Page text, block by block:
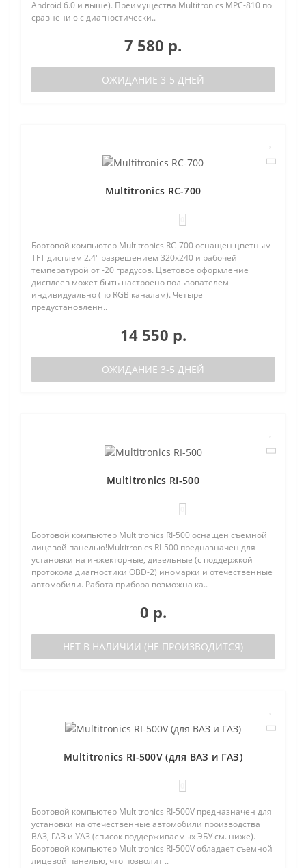
Android 6.0 и выше). Преимущества Multitronics MPC-810 по
сравнению с диагностически..
7 580 р.
ОЖИДАНИЕ 3-5 ДНЕЙ
Multitronics RC-700
Бортовой компьютер Multitronics RC-700 оснащен цветным
TFT дисплем 2.4" разрешением 320х240 и рабочей
температурой от -20 градусов. Цветовое оформление
дисплеев может быть настроено пользователем
индивидуально (по RGB каналам). Четыре
предустановленн..
14 550 р.
ОЖИДАНИЕ 3-5 ДНЕЙ
Multitronics RI-500
Бортовой компьютер Multitronics RI-500 оснащен съемной
лицевой панелью!Multitronics RI-500 предназначен для
установки на инжекторные, дизельные (с поддержкой
протокола диагностики OBD-2) иномарки и отечественные
автомобили. Работа прибора возможна ка..
0 р.
НЕТ В НАЛИЧИИ (НЕ ПРОИЗВОДИТСЯ)
Multitronics RI-500V (для ВАЗ и ГАЗ)
Бортовой компьютер Multitronics RI-500V предназначен для
установки на отечественные автомобили производства
ВАЗ, ГАЗ и УАЗ (список поддерживаемых ЭБУ см. ниже).
Бортовой компьютер Multitronics RI-500V обладает съемной
лицевой панелью, что позволит ..